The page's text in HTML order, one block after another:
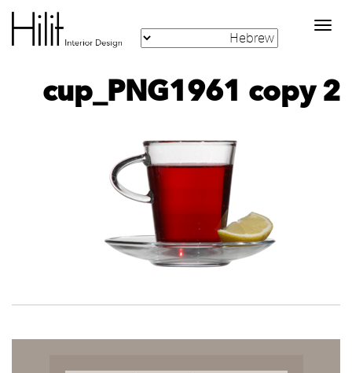
Toggle
navigation
cup_PNG1961 copy 2